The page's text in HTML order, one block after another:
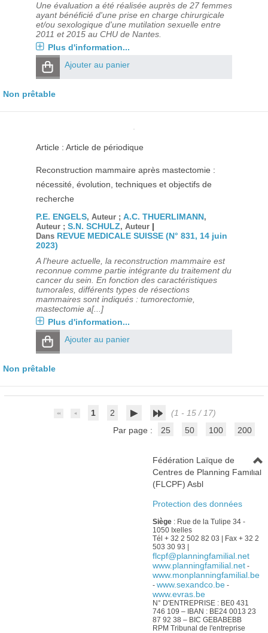
Une évaluation a été réalisée auprès de 27 femmes
ayant bénéficié d'une prise en charge chirurgicale
et/ou sexologique d'une mutilation sexuelle entre
2011 et 2015 au CHU de Nantes.
Plus d'information...
Ajouter au panier
Non prêtable
Article : Article de périodique
Reconstruction mammaire après mastectomie :
nécessité, évolution, techniques et objectifs de
recherche
P.E. ENGELS, Auteur ; A.C. THUERLIMANN,
Auteur ; S.N. SCHULZ, Auteur |
Dans REVUE MEDICALE SUISSE (N° 831, 14 juin
2023)
A l'heure actuelle, la reconstruction mammaire est
reconnue comme partie intégrante du traitement du
cancer du sein. En fonction des caractéristiques
tumorales, différents types de résections
mammaires sont indiqués : tumorectomie,
mastectomie a[...]
Plus d'information...
Ajouter au panier
Non prêtable
1 2
(1 - 15 / 17)
Par page :
25 50 100 200
Fédération Laïque de
Centres de Planning Familial
(FLCPF) Asbl
Protection des données
Siège: Rue de la Tulipe 34 -
1050 Ixelles
Tél + 32 2 502 82 03 | Fax + 32 2
503 30 93 |
flcpf@planningfamilial.net
www.planningfamilial.net-
www.monplanningfamilial.be
- www.sexandco.be-
www.evras.be
N° D'ENTREPRISE : BE0 431
746 109 – IBAN : BE24 0013 23
87 92 38 – BIC GEBABEBB
RPM Tribunal de l'entreprise